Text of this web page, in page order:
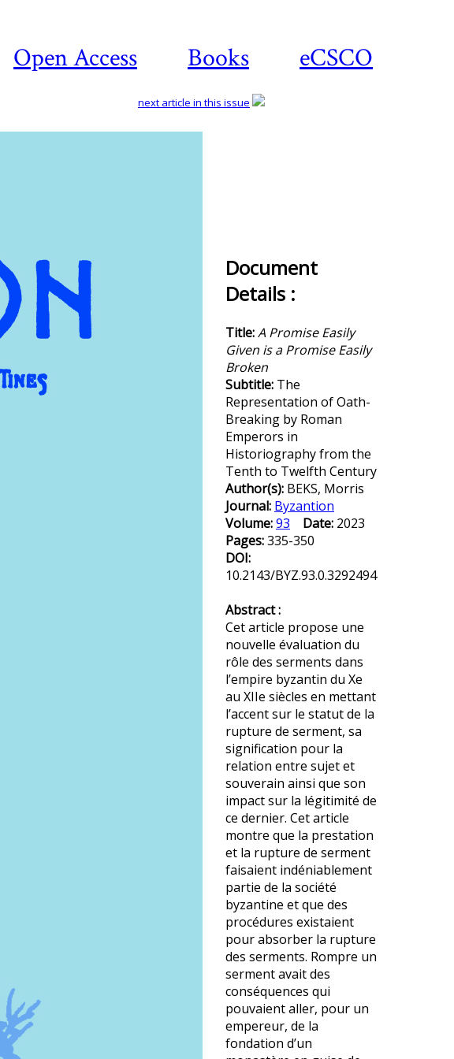
Open Access Books eCSCO
next article in this issue
Document
Details :
Title:A Promise Easily
Given is a Promise Easily
Broken
Subtitle: The
Representation of Oath-
Breaking by Roman
Emperors in
Historiography from the
Tenth to Twelfth Century
Author(s): BEKS, Morris
Journal: Byzantion
Volume:93 Date: 2023
Pages:335-350
DOI:
10.2143/BYZ.93.0.3292494
Abstract :
Cet article propose une
nouvelle évaluation du
rôle des serments dans
l’empire byzantin du Xe
au XIIe siècles en mettant
l’accent sur le statut de la
rupture de serment, sa
signification pour la
relation entre sujet et
souverain ainsi que son
impact sur la légitimité de
ce dernier. Cet article
montre que la prestation
et la rupture de serment
faisaient indéniablement
partie de la société
byzantine et que des
procédures existaient
pour absorber la rupture
des serments. Rompre un
serment avait des
conséquences qui
pouvaient aller, pour un
empereur, de la
fondation d’un